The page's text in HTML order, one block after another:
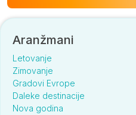
Aranžmani
Letovanje
Zimovanje
Gradovi Evrope
Daleke destinacije
Nova godina